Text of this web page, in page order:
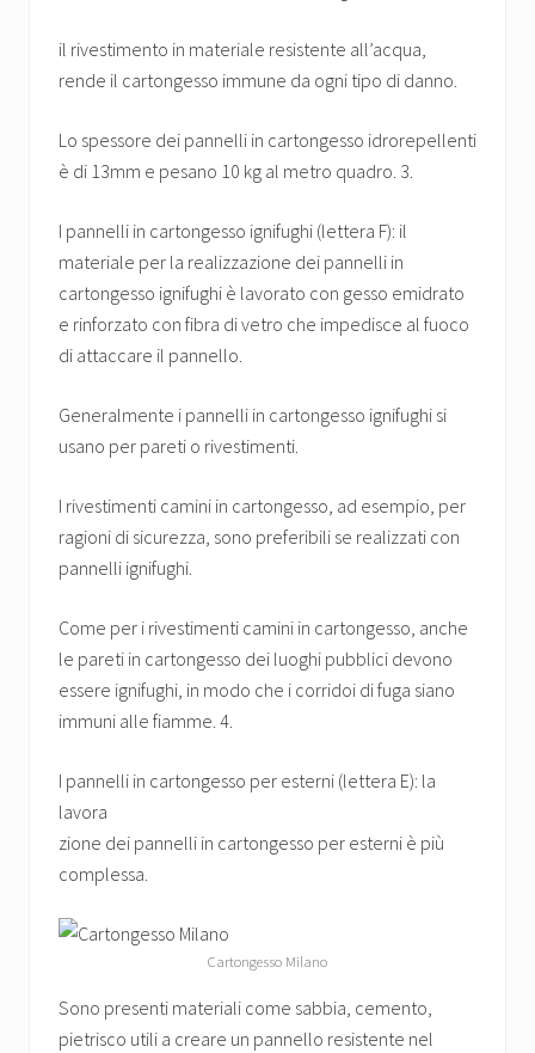
il rivestimento in materiale resistente all’acqua,
rende il cartongesso immune da ogni tipo di danno.
Lo spessore dei pannelli in cartongesso idrorepellenti
è di 13mm e pesano 10 kg al metro quadro. 3.
I pannelli in cartongesso ignifughi (lettera F): il
materiale per la realizzazione dei pannelli in
cartongesso ignifughi è lavorato con gesso emidrato
e rinforzato con fibra di vetro che impedisce al fuoco
di attaccare il pannello.
Generalmente i pannelli in cartongesso ignifughi si
usano per pareti o rivestimenti.
I rivestimenti camini in cartongesso, ad esempio, per
ragioni di sicurezza, sono preferibili se realizzati con
pannelli ignifughi.
Come per i rivestimenti camini in cartongesso, anche
le pareti in cartongesso dei luoghi pubblici devono
essere ignifughi, in modo che i corridoi di fuga siano
immuni alle fiamme. 4.
I pannelli in cartongesso per esterni (lettera E): la
lavora
zione dei pannelli in cartongesso per esterni è più
complessa.
Cartongesso Milano
Sono presenti materiali come sabbia, cemento,
pietrisco utili a creare un pannello resistente nel